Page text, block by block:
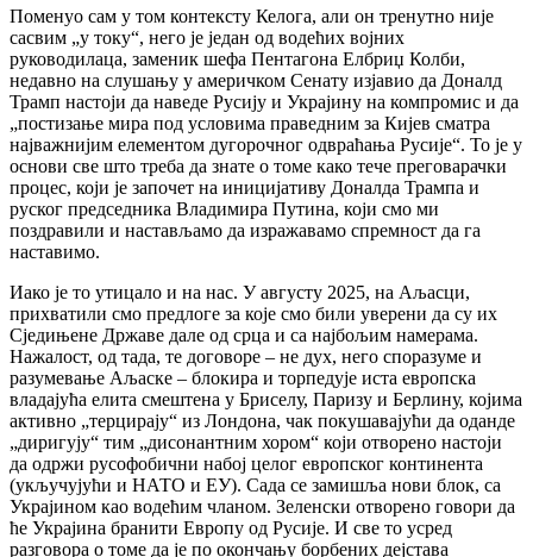
Поменуо сам у том контексту Келога, али он тренутно није
сасвим „у току“, него је један од водећих војних
руководилаца, заменик шефа Пентагона Елбриџ Колби,
недавно на слушању у америчком Сенату изјавио да Доналд
Трамп настоји да наведе Русију и Украјину на компромис и да
„постизање мира под условима праведним за Кијев сматра
најважнијим елементом дугорочног одвраћања Русије“. То је у
основи све што треба да знате о томе како тече преговарачки
процес, који је започет на иницијативу Доналда Трампа и
руског председника Владимира Путина, који смо ми
поздравили и настављамо да изражавамо спремност да га
наставимо.
Иако је то утицало и на нас. У августу 2025, на Аљасци,
прихватили смо предлоге за које смо били уверени да су их
Сједињене Државе дале од срца и са најбољим намерама.
Нажалост, од тада, те договоре – не дух, него споразуме и
разумевање Аљаске – блокира и торпедује иста европска
владајућа елита смештена у Бриселу, Паризу и Берлину, којима
активно „терцирају“ из Лондона, чак покушавајући да оданде
„диригују“ тим „дисонантним хором“ који отворено настоји
да одржи русофобични набој целог европског континента
(укључујући и НАТО и ЕУ). Сада се замишља нови блок, са
Украјином као водећим чланом. Зеленски отворено говори да
ће Украјина бранити Европу од Русије. И све то усред
разговора о томе да је по окончању борбених дејстава